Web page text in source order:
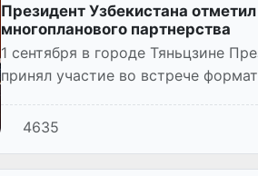
Президент Узбекистана
многопланового партнерства
1 сентября в городе Тяньцзине
принял участие во встрече
4635